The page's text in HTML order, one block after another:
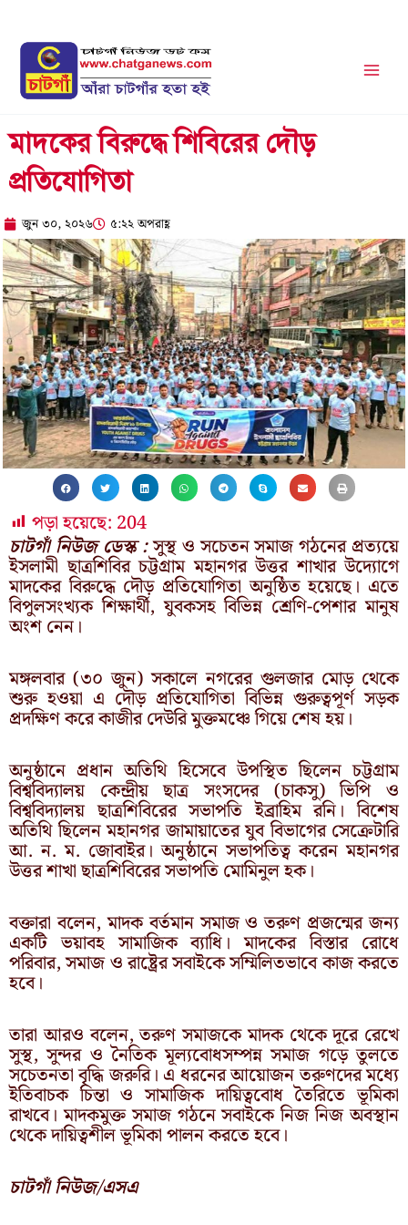
content
মাদকের বিরুদ্ধে শিবিরের দৌড়
প্রতিযোগিতা
জুন ৩০, ২০২৬ ৫:২২ অপরাহ্ণ
পড়া হয়েছে: 204
চাটগাঁ নিউজ ডেস্ক :সুস্থ ও সচেতন সমাজ গঠনের প্রত্যয়ে
ইসলামী ছাত্রশিবির চট্টগ্রাম মহানগর উত্তর শাখার উদ্যোগে
মাদকের বিরুদ্ধে দৌড় প্রতিযোগিতা অনুষ্ঠিত হয়েছে। এতে
বিপুলসংখ্যক শিক্ষার্থী, যুবকসহ বিভিন্ন শ্রেণি-পেশার মানুষ
অংশ নেন।
মঙ্গলবার (৩০ জুন) সকালে নগরের গুলজার মোড় থেকে
শুরু হওয়া এ দৌড় প্রতিযোগিতা বিভিন্ন গুরুত্বপূর্ণ সড়ক
প্রদক্ষিণ করে কাজীর দেউরি মুক্তমঞ্চে গিয়ে শেষ হয়।
অনুষ্ঠানে প্রধান অতিথি হিসেবে উপস্থিত ছিলেন চট্টগ্রাম
বিশ্ববিদ্যালয় কেন্দ্রীয় ছাত্র সংসদের (চাকসু) ভিপি ও
বিশ্ববিদ্যালয় ছাত্রশিবিরের সভাপতি ইব্রাহিম রনি। বিশেষ
অতিথি ছিলেন মহানগর জামায়াতের যুব বিভাগের সেক্রেটারি
আ. ন. ম. জোবাইর। অনুষ্ঠানে সভাপতিত্ব করেন মহানগর
উত্তর শাখা ছাত্রশিবিরের সভাপতি মোমিনুল হক।
বক্তারা বলেন, মাদক বর্তমান সমাজ ও তরুণ প্রজন্মের জন্য
একটি ভয়াবহ সামাজিক ব্যাধি। মাদকের বিস্তার রোধে
পরিবার, সমাজ ও রাষ্ট্রের সবাইকে সম্মিলিতভাবে কাজ করতে
হবে।
তারা আরও বলেন, তরুণ সমাজকে মাদক থেকে দূরে রেখে
সুস্থ, সুন্দর ও নৈতিক মূল্যবোধসম্পন্ন সমাজ গড়ে তুলতে
সচেতনতা বৃদ্ধি জরুরি। এ ধরনের আয়োজন তরুণদের মধ্যে
ইতিবাচক চিন্তা ও সামাজিক দায়িত্ববোধ তৈরিতে ভূমিকা
রাখবে। মাদকমুক্ত সমাজ গঠনে সবাইকে নিজ নিজ অবস্থান
থেকে দায়িত্বশীল ভূমিকা পালন করতে হবে।
চাটগাঁ নিউজ/এসএ